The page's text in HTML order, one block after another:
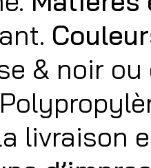
& noir
livraison